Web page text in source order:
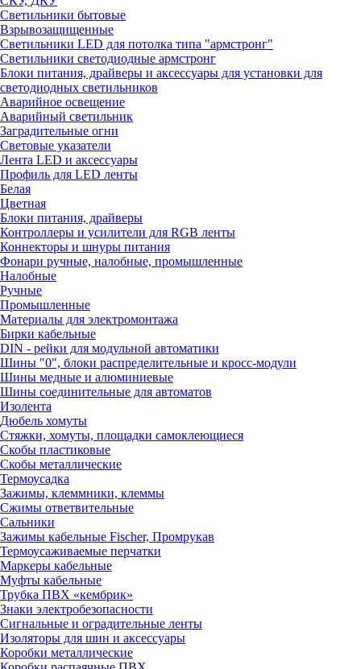
Светильники бытовые
Взрывозащищенные
Светильники LED для потолка типа "армстронг"
Светильники светодиодные армстронг
Блоки питания, драйверы и аксессуары для установки для
светодиодных светильников
Аварийное освещение
Аварийный светильник
Заградительные огни
Световые указатели
Лента LED и аксессуары
Профиль для LED ленты
Белая
Цветная
Блоки питания, драйверы
Контроллеры и усилители для RGB ленты
Коннекторы и шнуры питания
Фонари ручные, налобные, промышленные
Налобные
Ручные
Промышленные
Материалы для электромонтажа
Бирки кабельные
DIN - рейки для модульной автоматики
Шины "0", блоки распределительные и кросс-модули
Шины медные и алюминиевые
Шины соединительные для автоматов
Изолента
Дюбель хомуты
Стяжки, хомуты, площадки самоклеющиеся
Скобы пластиковые
Скобы металлические
Термоусадка
Зажимы, клеммники, клеммы
Сжимы ответвительные
Сальники
Зажимы кабельные Fischer, Промрукав
Термоусаживаемые перчатки
Маркеры кабельные
Муфты кабельные
Трубка ПВХ «кембрик»
Знаки электробезопасности
Сигнальные и оградительные ленты
Изоляторы для шин и аксессуары
Коробки металлические